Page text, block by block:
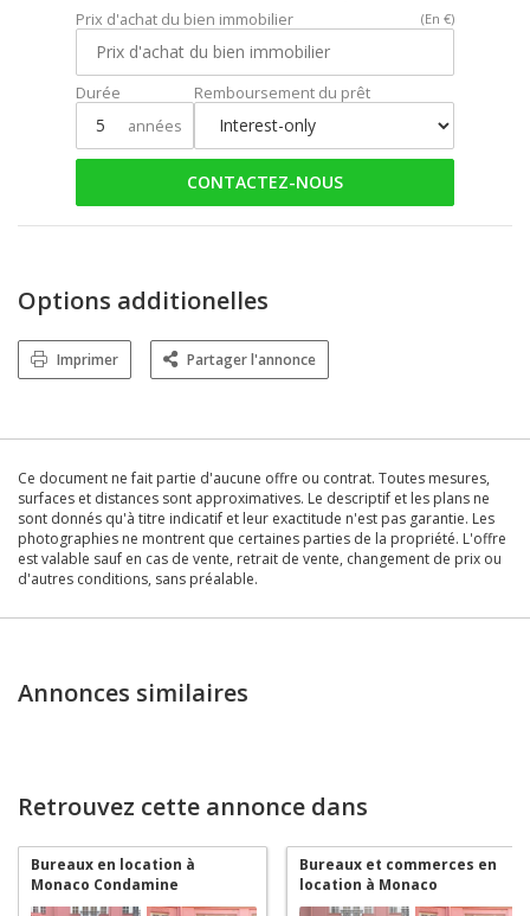
Prix d'achat du bien immobilier (En €)
Durée
années
Remboursement du prêt
CONTACTEZ-NOUS
Options additionelles
Imprimer Partager l'annonce
Ce document ne fait partie d'aucune offre ou contrat. Toutes mesures,
surfaces et distances sont approximatives. Le descriptif et les plans ne
sont donnés qu'à titre indicatif et leur exactitude n'est pas garantie. Les
photographies ne montrent que certaines parties de la propriété. L'offre
est valable sauf en cas de vente, retrait de vente, changement de prix ou
d'autres conditions, sans préalable.
Annonces similaires
Retrouvez cette annonce dans
Bureaux en location à
Monaco Condamine
Bureaux et commerces en
location à Monaco
Condamine